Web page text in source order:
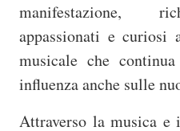
manifestazione,
appassionati e curiosi
musicale che
influenza anche sulle
Attraverso la musica